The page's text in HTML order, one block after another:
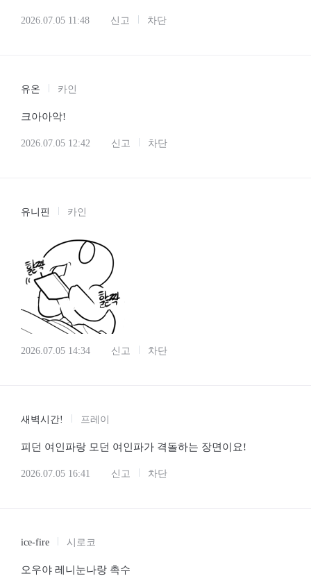
2026.07.05 11:48 신고 차단
유온 카인
크아아악!
2026.07.05 12:42 신고 차단
유니핀 카인
2026.07.05 14:34 신고 차단
새벽시간! 프레이
피던 여인파랑 모던 여인파가 격돌하는 장면이요!
2026.07.05 16:41 신고 차단
ice-fire 시로코
오우야 레니눈나랑 촉수